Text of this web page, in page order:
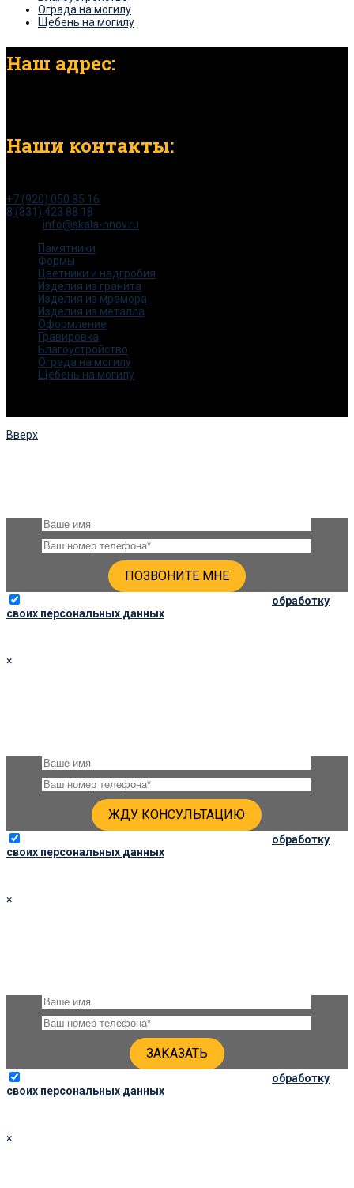
Ограда на могилу
Щебень на могилу
Наш адрес:
Наши контакты:
+7 (920) 050 85 16
8 (831) 423 88 18
info@skala-nnov.ru
Памятники
Формы
Цветники и надгробия
Изделия из гранита
Изделия из мрамора
Изделия из металла
Оформление
Гравировка
Благоустройство
Ограда на могилу
Щебень на могилу
Вверх
обработку
своих персональных данных
×
обработку
своих персональных данных
×
обработку
своих персональных данных
×